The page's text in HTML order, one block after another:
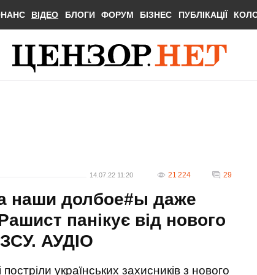
ВІДЕО БЛОГИ ФОРУМ БІЗНЕС ПУБЛІКАЦІЇ
14.07.22 11:20 21 224 29
наши долбое#ы даже
панікує від нового
ЗСУ. АУДIО
українських захисників з нового